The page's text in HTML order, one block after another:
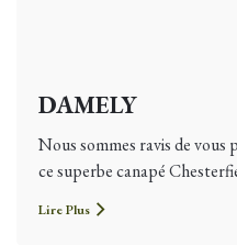
DAMELY
Nous sommes ravis de
ce superbe canapé
Lire Plus